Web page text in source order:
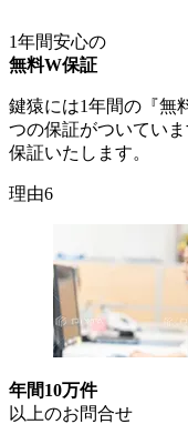
1年間安心の
無料W保証
鍵猿には1年間の『無
つの保証がついてい
保証いたします。
理由6
年間10万件
以上のお問合せ